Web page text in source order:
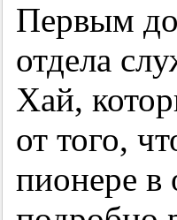
Первым
отдела
Хай,
от того,
пионере